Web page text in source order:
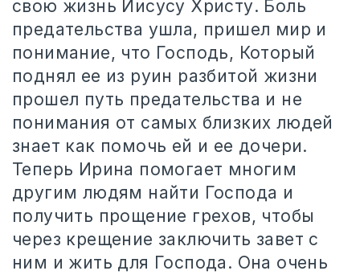
свою жизнь Иисусу Христу. Боль
предательства ушла, пришел мир и
понимание, что Господь, Который
поднял ее из руин разбитой жизни
прошел путь предательства и не
понимания от самых близких людей
знает как помочь ей и ее дочери.
Теперь Ирина помогает многим
другим людям найти Господа и
получить прощение грехов, чтобы
через крещение заключить завет с
ним и жить для Господа. Она очень